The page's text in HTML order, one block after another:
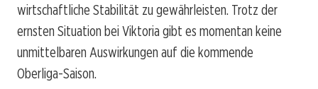
wirtschaftliche Stabilität zu gewährleisten. Trotz der
ernsten Situation bei Viktoria gibt es momentan keine
unmittelbaren Auswirkungen auf die kommende
Oberliga-Saison.